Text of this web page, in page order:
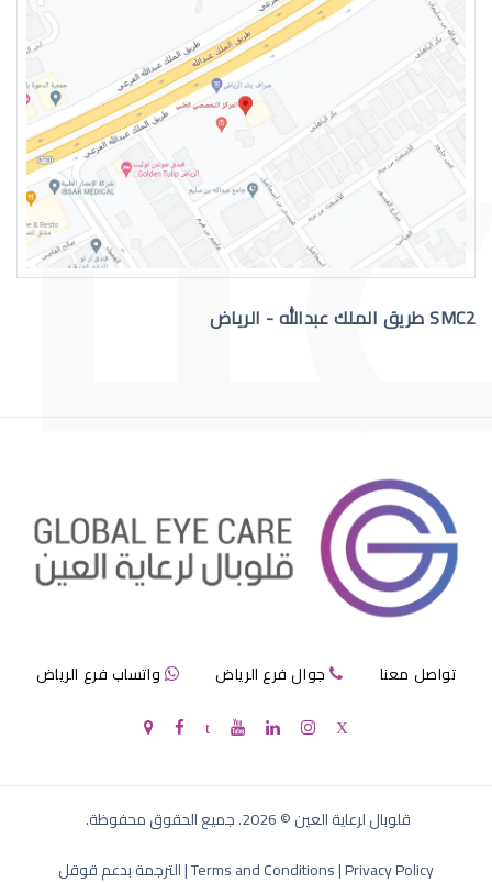
علاج الماء الازرق بالعين
مرض الماء الازرق بالعين
SMC2 طريق الملك عبدالله - الرياض
تواصل معنا جوال فرع الرياض واتساب فرع الرياض
قلوبال لرعاية العين©
2026. جميع الحقوق محفوظة.
Terms and Conditions|Privacy Policy
|الترجمة بدعم قوقل